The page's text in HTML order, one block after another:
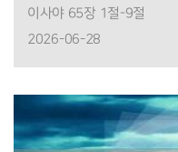
이사야 65장 1절-9절
2026-06-28